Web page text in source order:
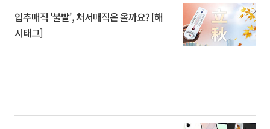
입추매직 '불발', 처서매직은 올까요? [해
시태그]